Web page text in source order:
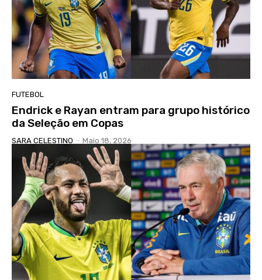
FUTEBOL
Endrick e Rayan entram para grupo histórico
da Seleção em Copas
SARA CELESTINO - Maio 18, 2026